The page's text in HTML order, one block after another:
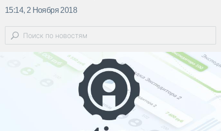
15:14, 2 Ноября 2018